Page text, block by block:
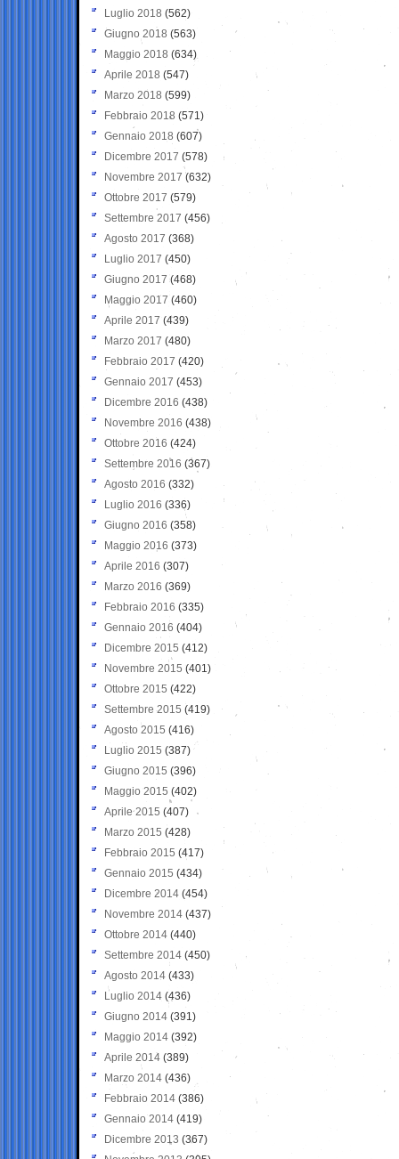
Luglio 2018 (562)
Giugno 2018 (563)
Maggio 2018 (634)
Aprile 2018 (547)
Marzo 2018 (599)
Febbraio 2018 (571)
Gennaio 2018 (607)
Dicembre 2017 (578)
Novembre 2017 (632)
Ottobre 2017 (579)
Settembre 2017 (456)
Agosto 2017 (368)
Luglio 2017 (450)
Giugno 2017 (468)
Maggio 2017 (460)
Aprile 2017 (439)
Marzo 2017 (480)
Febbraio 2017 (420)
Gennaio 2017 (453)
Dicembre 2016 (438)
Novembre 2016 (438)
Ottobre 2016 (424)
Settembre 2016 (367)
Agosto 2016 (332)
Luglio 2016 (336)
Giugno 2016 (358)
Maggio 2016 (373)
Aprile 2016 (307)
Marzo 2016 (369)
Febbraio 2016 (335)
Gennaio 2016 (404)
Dicembre 2015 (412)
Novembre 2015 (401)
Ottobre 2015 (422)
Settembre 2015 (419)
Agosto 2015 (416)
Luglio 2015 (387)
Giugno 2015 (396)
Maggio 2015 (402)
Aprile 2015 (407)
Marzo 2015 (428)
Febbraio 2015 (417)
Gennaio 2015 (434)
Dicembre 2014 (454)
Novembre 2014 (437)
Ottobre 2014 (440)
Settembre 2014 (450)
Agosto 2014 (433)
Luglio 2014 (436)
Giugno 2014 (391)
Maggio 2014 (392)
Aprile 2014 (389)
Marzo 2014 (436)
Febbraio 2014 (386)
Gennaio 2014 (419)
Dicembre 2013 (367)